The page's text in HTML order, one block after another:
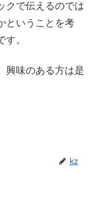
クで伝えるのでは
ということを考
。
興味のある方は是
kz